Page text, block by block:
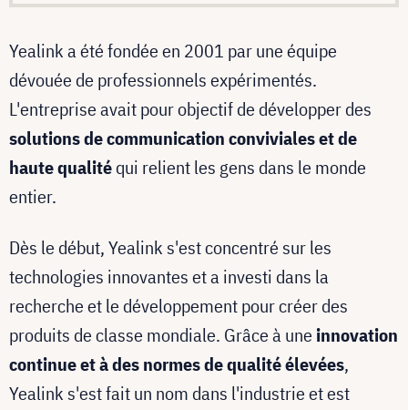
Yealink a été fondée en 2001 par une équipe
dévouée de professionnels expérimentés.
L'entreprise avait pour objectif de développer des
solutions de communication conviviales et de
haute qualitéqui relient les gens dans le monde
entier.
Dès le début, Yealink s'est concentré sur les
technologies innovantes et a investi dans la
recherche et le développement pour créer des
produits de classe mondiale. Grâce à une innovation
continue et à des normes de qualité élevées,
Yealink s'est fait un nom dans l'industrie et est